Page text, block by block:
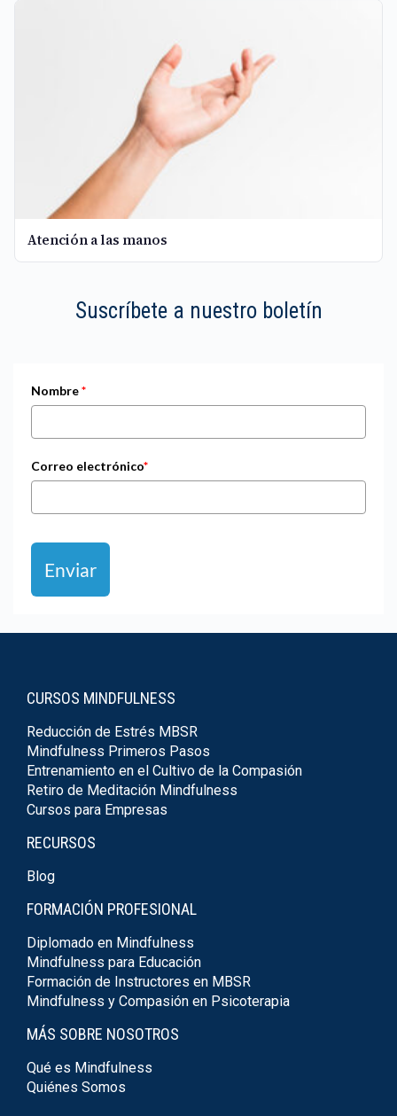
Atención a las manos
Suscríbete a nuestro boletín
Nombre*
Correo electrónico*
Enviar
CURSOS MINDFULNESS
Reducción de Estrés MBSR
Mindfulness Primeros Pasos
Entrenamiento en el Cultivo de la Compasión
Retiro de Meditación Mindfulness
Cursos para Empresas
RECURSOS
Blog
FORMACIÓN PROFESIONAL
Diplomado en Mindfulness
Mindfulness para Educación
Formación de Instructores en MBSR
Mindfulness y Compasión en Psicoterapia
MÁS SOBRE NOSOTROS
Qué es Mindfulness
Quiénes Somos